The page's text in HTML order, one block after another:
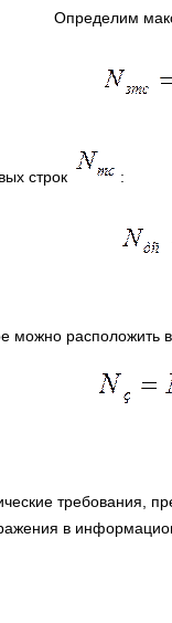
Определим
строк :
можно
требования,
в